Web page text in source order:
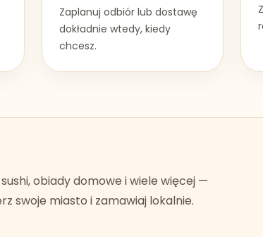
Zaplanuj odbiór lub dostawę
dokładnie wtedy, kiedy
chcesz.
sushi, obiady domowe i wiele więcej —
swoje miasto i zamawiaj lokalnie.